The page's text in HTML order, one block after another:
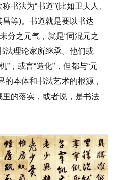
法为“书道”(比如卫夫人、
等)。书道就是要以书达
分之元气，就是“同混元之
法理论家所继承。他们或
”，或言“造化”，但都与“元
的本体和书法艺术的根源，
的落实，或者说，是书法